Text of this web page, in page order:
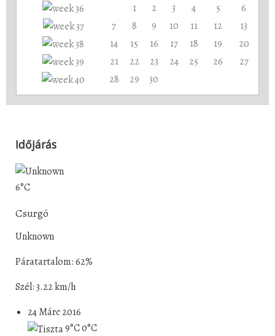
1
2 3 4 5
6
7
8 9 10 11 12
13
14
15 16 17 18 19
20
21
22 23 24 25 26
27
28
29 30
Időjárás
6°C
Csurgó
Unknown
Páratartalom: 62%
Szél: 3.22 km/h
24 Márc 2016
9°C0°C